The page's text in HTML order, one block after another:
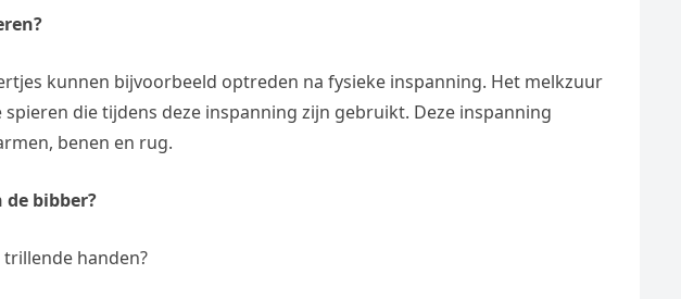
kunnen bijvoorbeeld optreden na fysieke inspanning. Het melkzuur
die tijdens deze inspanning zijn gebruikt. Deze inspanning
benen en rug.
de bibber?
handen?